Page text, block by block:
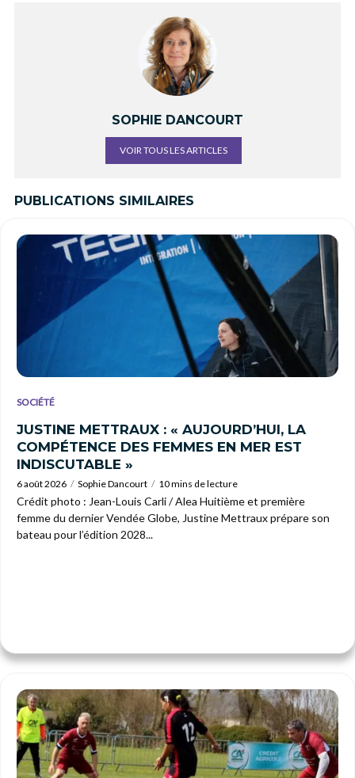
SOPHIE DANCOURT
VOIR TOUS LES ARTICLES
PUBLICATIONS SIMILAIRES
SOCIÉTÉ
JUSTINE METTRAUX : « AUJOURD’HUI, LA
COMPÉTENCE DES FEMMES EN MER EST
INDISCUTABLE »
6 août 2026 Sophie Dancourt 10 mins de lecture
Crédit photo : Jean-Louis Carli / Alea Huitième et première
femme du dernier Vendée Globe, Justine Mettraux prépare son
bateau pour l’édition 2028...